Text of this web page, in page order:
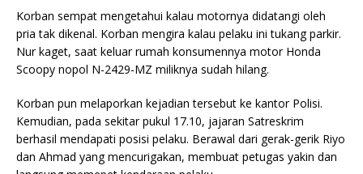
Korban sempat mengetahui kalau motornya didatangi oleh
pria tak dikenal. Korban mengira kalau pelaku ini tukang parkir.
Nur kaget, saat keluar rumah konsumennya motor Honda
Scoopy nopol N-2429-MZ miliknya sudah hilang.
Korban pun melaporkan kejadian tersebut ke kantor Polisi.
Kemudian, pada sekitar pukul 17.10, jajaran Satreskrim
berhasil mendapati posisi pelaku. Berawal dari gerak-gerik Riyo
dan Ahmad yang mencurigakan, membuat petugas yakin dan